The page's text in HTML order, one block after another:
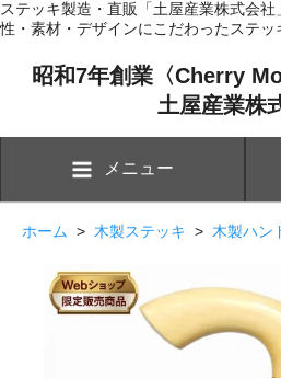
ステッキ製造・直販「土屋産業株式会
性・素材・デザインにこだわったステッ
昭和7年創業〈Cherry
土屋産業株
メニュー
ホーム > 木製ステッキ > 木製ハン